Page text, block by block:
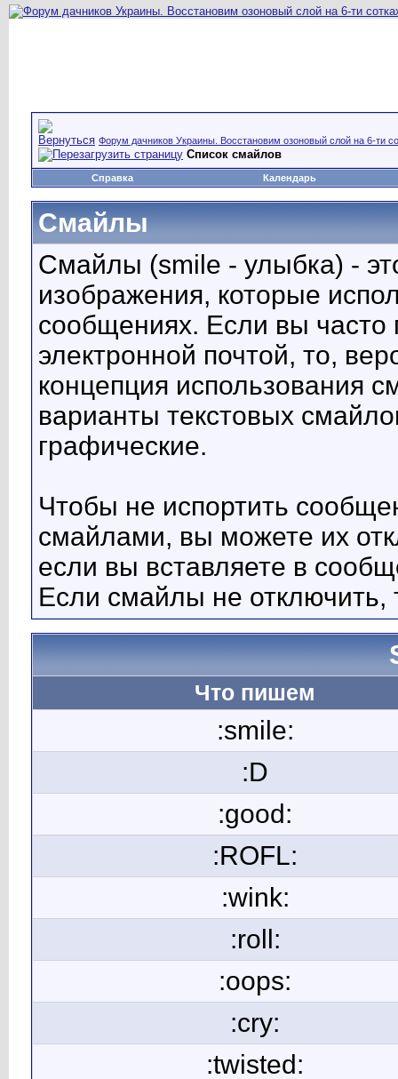
Форум дачников Украины. Восстановим озоновый слой на 6-ти
Список смайлов
Справка Календарь
Смайлы
Смайлы (smile - улыбка) -
изображения, которые
сообщениях. Если вы часто
электронной почтой, то,
концепция использования
варианты текстовых
графические.
Чтобы не испортить
смайлами, вы можете их
если вы вставляете в
Если смайлы не отключить,
Что пишем
:smile:
:D
:good:
:ROFL:
:wink:
:roll:
:oops:
:cry:
:twisted: